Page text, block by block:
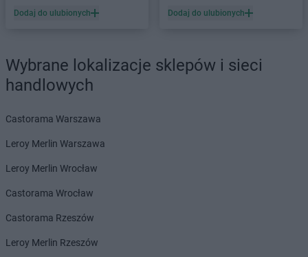
Biedronka
Biała Parcela
Biedronka
Biała Rawska
Biedronka Białe Błota
Biedronka Białka
Biedronka Białobrzegi
Biedronka Białogard
Biedronka Białystok
Biedronka Biecz
Biedronka Biedrusko
Biedronka Bielany Wrocławskie
Dodaj do ulubionych Dodaj do ulubionych
Wybrane lokalizacje sklepów i sieci
handlowych
Castorama Warszawa
Leroy Merlin Warszawa
Leroy Merlin Wrocław
Castorama Wrocław
Castorama Rzeszów
Leroy Merlin Rzeszów